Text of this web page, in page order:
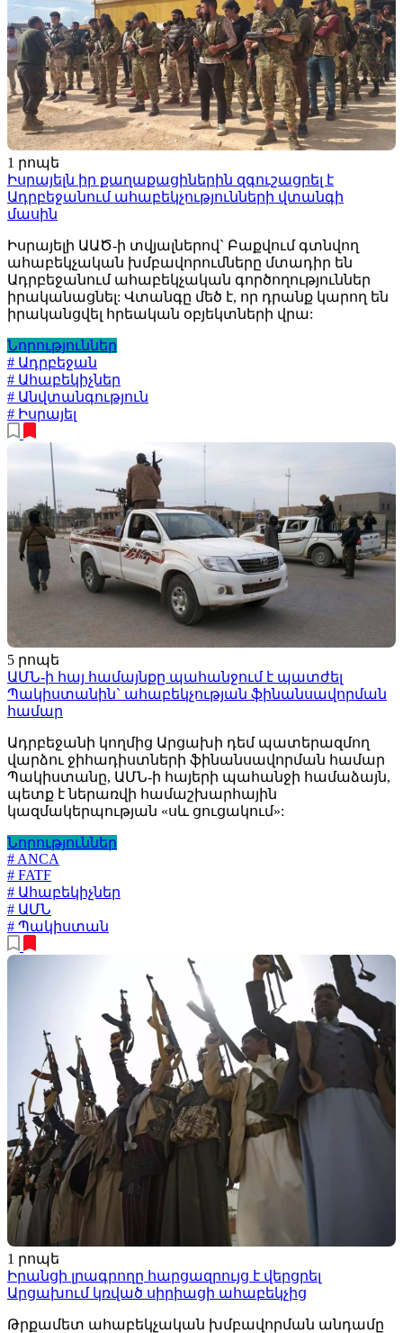
1 րոպե
Իսրայելն իր քաղաքացիներին զգուշացրել է
Ադրբեջանում ահաբեկչությունների վտանգի
մասին
Իսրայելի ԱԱԾ-ի տվյալներով` Բաքվում գտնվող
ահաբեկչական խմբավորումները մտադիր են
Ադրբեջանում ահաբեկչական գործողություններ
իրականացնել: Վտանգը մեծ է, որ դրանք կարող են
իրականցվել հրեական օբյեկտների վրա:
Նորություններ
# Ադրբեջան
# Ահաբեկիչներ
# Անվտանգություն
# Իսրայել
5 րոպե
ԱՄՆ-ի հայ համայնքը պահանջում է պատժել
Պակիստանին` ահաբեկչության ֆինանսավորման
համար
Ադրբեջանի կողմից Արցախի դեմ պատերազմող
վարձու ջիհադիստների ֆինանսավորման համար
Պակիստանը, ԱՄՆ-ի հայերի պահանջի համաձայն,
պետք է ներառվի համաշխարհային
կազմակերպության «սև ցուցակում»:
Նորություններ
# ANCA
# FATF
# Ահաբեկիչներ
# ԱՄՆ
# Պակիստան
1 րոպե
Իրանցի լրագրողը հարցազրույց է վերցրել
Արցախում կռված սիրիացի ահաբեկչից
Թրքամետ ահաբեկչական խմբավորման անդամը